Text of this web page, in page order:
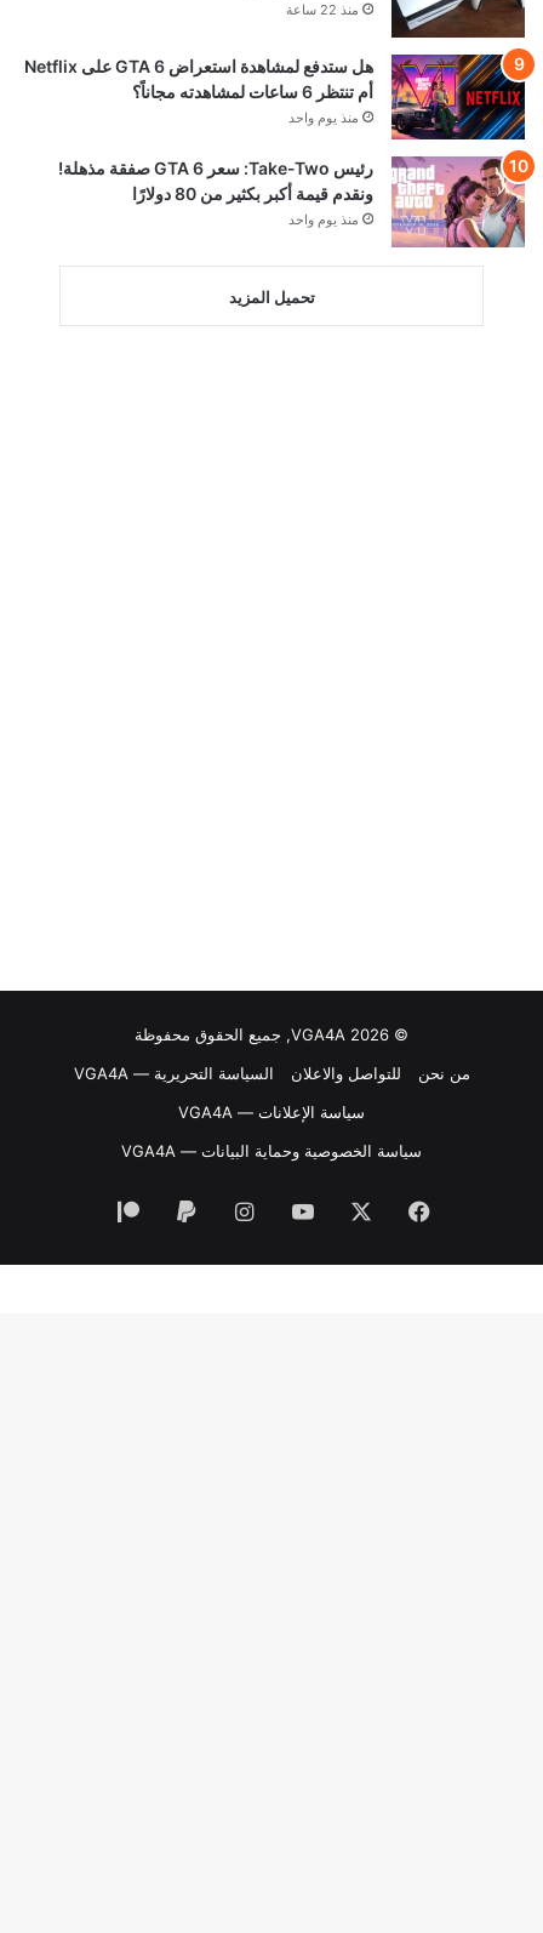
منذ 22 ساعة
هل ستدفع لمشاهدة استعراض GTA 6 على Netflix
أم تنتظر 6 ساعات لمشاهدته مجاناً؟
منذ يوم واحد
رئيس Take-Two: سعر GTA 6 صفقة مذهلة!
ونقدم قيمة أكبر بكثير من 80 دولارًا
منذ يوم واحد
تحميل المزيد
© VGA4A 2026, جميع الحقوق محفوظة
من نحن
للتواصل والاعلان
السياسة التحريرية — VGA4A
سياسة الإعلانات — VGA4A
سياسة الخصوصية وحماية البيانات — VGA4A
فيسبوك ‫YouTubeانستقرام
‏Paypal
‫Patreon